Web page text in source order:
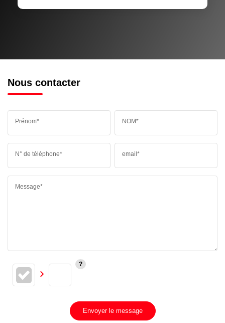
Nous contacter
Prénom* NOM*
N° de téléphone* email*
Message*
Envoyer le message